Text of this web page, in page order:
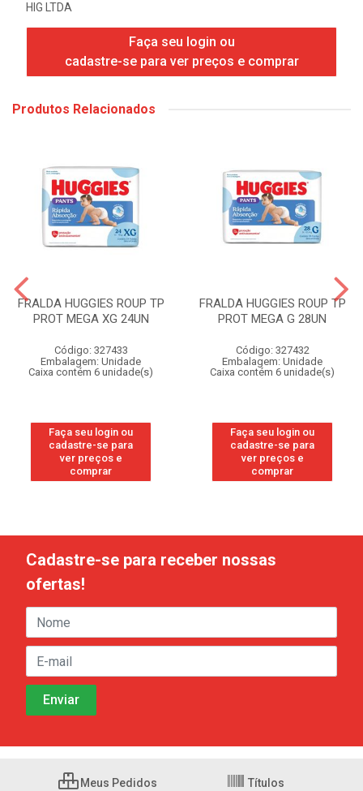
HIG LTDA
Faça seu login ou
cadastre-se para ver preços e comprar
Produtos Relacionados
FRALDA HUGGIES ROUP TP
PROT MEGA XG 24UN
Código: 327433
Embalagem: Unidade
Caixa contém 6 unidade(s)
Faça seu login ou
cadastre-se para
ver preços e
comprar
FRALDA HUGGIES ROUP TP
PROT MEGA G 28UN
Código: 327432
Embalagem: Unidade
Caixa contém 6 unidade(s)
Faça seu login ou
cadastre-se para
ver preços e
comprar
Cadastre-se para receber nossas
ofertas!
Meus Pedidos Títulos